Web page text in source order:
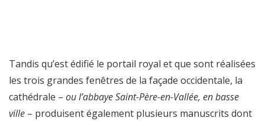
Tandis qu’est édifié le portail royal et que sont réalisées
les trois grandes fenêtres de la façade occidentale, la
cathédrale – ou l’abbaye Saint-Père-en-Vallée, en basse
ville – produisent également plusieurs manuscrits dont